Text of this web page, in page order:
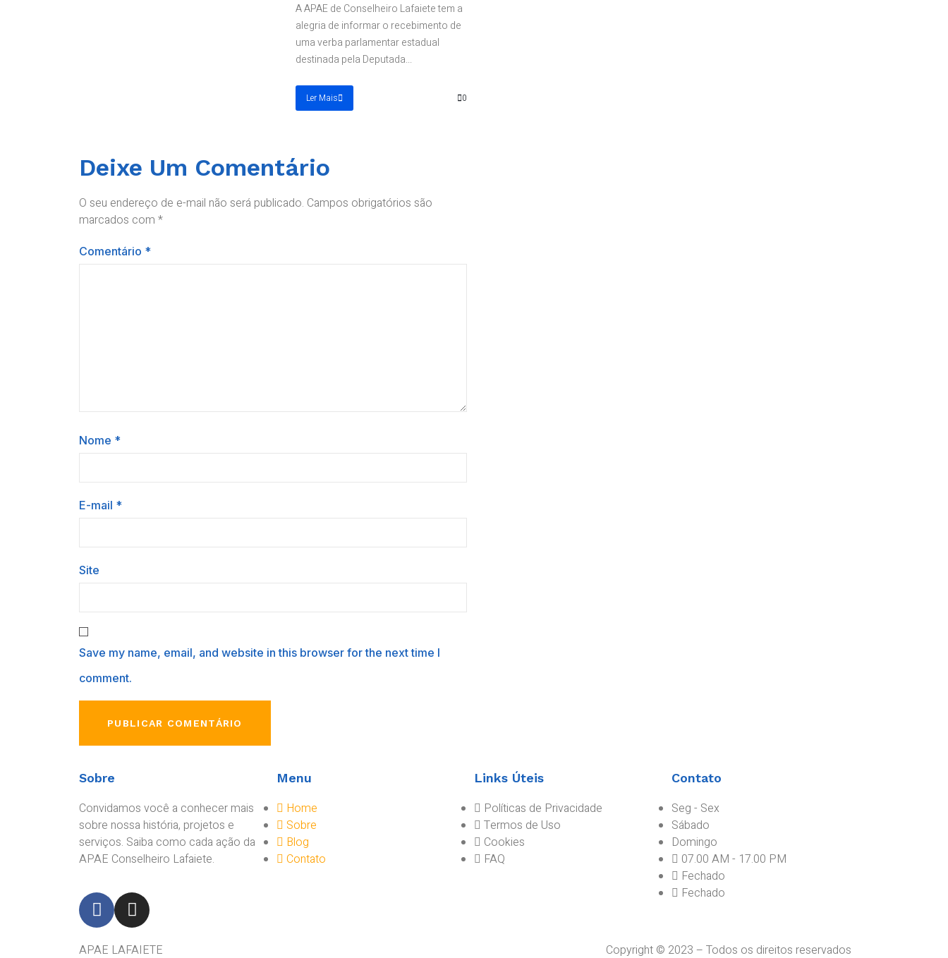
A APAE de Conselheiro Lafaiete tem a
alegria de informar o recebimento de
uma verba parlamentar estadual
destinada pela Deputada...
Ler Mais 0
Deixe Um Comentário
O seu endereço de e-mail não será publicado. Campos obrigatórios são
marcados com *
Comentário *
Nome *
E-mail *
Site
Save my name, email, and website in this browser for the next time I
comment.
Sobre
Convidamos você a conhecer mais
sobre nossa história, projetos e
serviços. Saiba como cada ação da
APAE Conselheiro Lafaiete.
Menu
Home
Sobre
Blog
Contato
Links Úteis
Políticas de Privacidade
Termos de Uso
Cookies
FAQ
Contato
Seg - Sex
Sábado
Domingo
07.00 AM - 17.00 PM
Fechado
Fechado
APAE LAFAIETE Copyright © 2023 – Todos os direitos reservados